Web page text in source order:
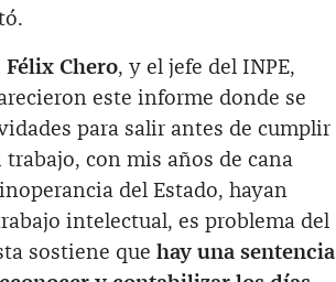
Chero, y el jefe del INPE,
este informe donde se
para salir antes de cumplir
con mis años de cana
del Estado, hayan
intelectual, es problema del
sostiene que hay una sentencia